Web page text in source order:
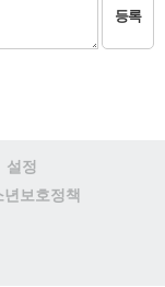
등록
설정
년보호정책